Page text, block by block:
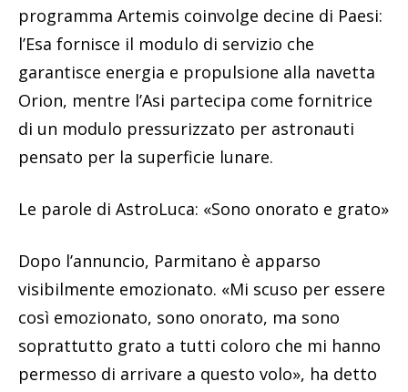
programma Artemis coinvolge decine di Paesi:
l’Esa fornisce il modulo di servizio che
garantisce energia e propulsione alla navetta
Orion, mentre l’Asi partecipa come fornitrice
di un modulo pressurizzato per astronauti
pensato per la superficie lunare.
Le parole di AstroLuca: «Sono onorato e grato»
Dopo l’annuncio, Parmitano è apparso
visibilmente emozionato. «Mi scuso per essere
così emozionato, sono onorato, ma sono
soprattutto grato a tutti coloro che mi hanno
permesso di arrivare a questo volo», ha detto